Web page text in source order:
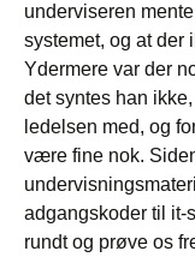
underviseren
systemet, og at der
Ydermere var der
det syntes han
ledelsen med, og
være fine nok.
adgangskoder til it-
rundt og prøve os